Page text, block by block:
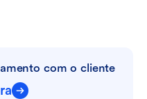
com o cliente